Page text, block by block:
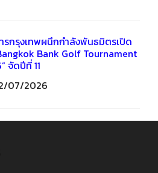
รกรุงเทพผนึกกำลังพันธมิตรเปิด
Bank Golf Tournament
จัดปีที่ 11
07/2026